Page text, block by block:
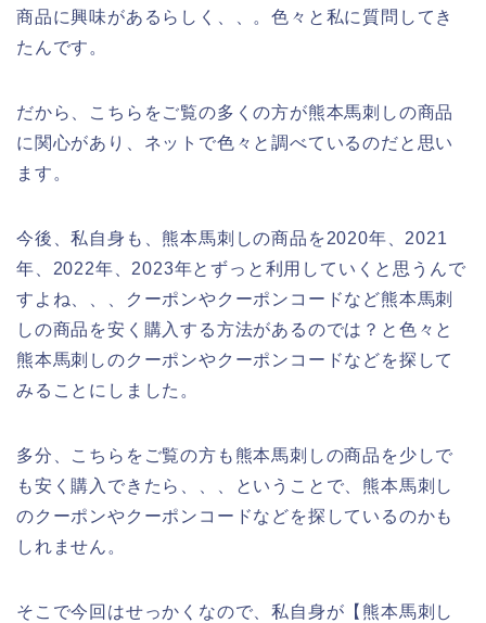
商品に興味があるらしく、、。色々と私に質問してき
たんです。
だから、こちらをご覧の多くの方が熊本馬刺しの商品
に関心があり、ネットで色々と調べているのだと思い
ます。
今後、私自身も、熊本馬刺しの商品を2020年、2021
年、2022年、2023年とずっと利用していくと思うんで
すよね、、、クーポンやクーポンコードなど熊本馬刺
しの商品を安く購入する方法があるのでは？と色々と
熊本馬刺しのクーポンやクーポンコードなどを探して
みることにしました。
多分、こちらをご覧の方も熊本馬刺しの商品を少しで
も安く購入できたら、、、ということで、熊本馬刺し
のクーポンやクーポンコードなどを探しているのかも
しれません。
そこで今回はせっかくなので、私自身が【熊本馬刺し